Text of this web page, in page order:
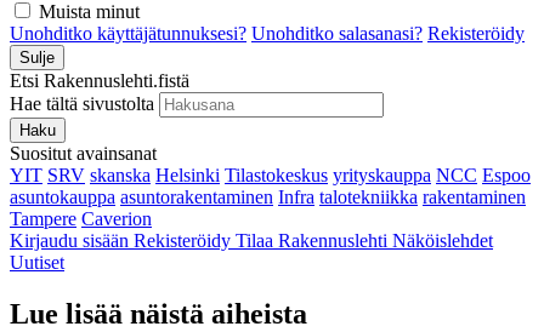
Muista minut
Unohditko käyttäjätunnuksesi? Unohditko salasanasi? Rekisteröidy
Sulje
Etsi Rakennuslehti.fistä
Hae tältä sivustolta
Haku
Suositut avainsanat
YIT SRV skanska Helsinki Tilastokeskus yrityskauppa NCC Espoo
asuntokauppa asuntorakentaminen Infra talotekniikka rakentaminen
Tampere Caverion
Kirjaudu sisään Rekisteröidy Tilaa Rakennuslehti Näköislehdet
Uutiset
Lue lisää näistä aiheista